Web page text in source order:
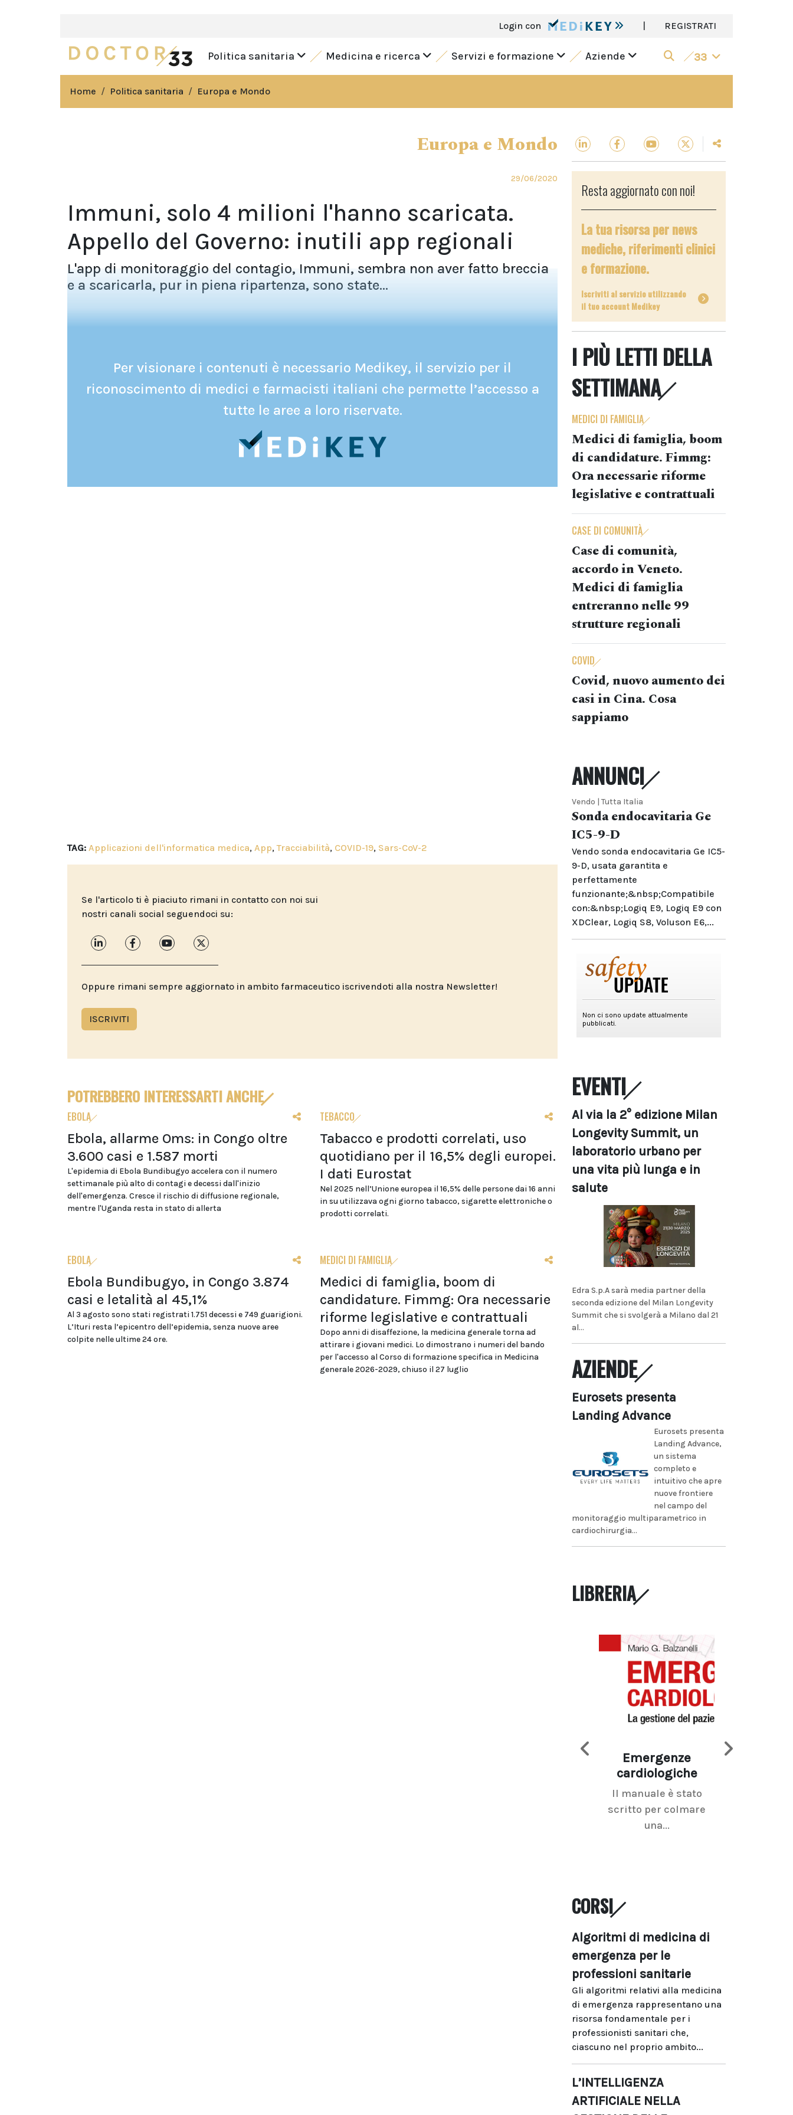
Login con | REGISTRATI
Politica sanitaria Medicina e ricerca Servizi e formazione Aziende 33
Home Politica sanitaria Europa e Mondo
Europa e Mondo
29/06/2020
Immuni, solo 4 milioni l'hanno scaricata.
Appello del Governo: inutili app regionali
L'app di monitoraggio del contagio, Immuni, sembra non aver fatto breccia
e a scaricarla, pur in piena ripartenza, sono state...
Per visionare i contenuti è necessario Medikey, il servizio per il
riconoscimento di medici e farmacisti italiani che permette l’accesso a
tutte le aree a loro riservate.
TAG: Applicazioni dell'informatica medica, App,Tracciabilità, COVID-19, Sars-CoV-2
Se l'articolo ti è piaciuto rimani in contatto con noi sui
nostri canali social seguendoci su:
Oppure rimani sempre aggiornato in ambito farmaceutico iscrivendoti alla nostra Newsletter!
ISCRIVITI
POTREBBERO INTERESSARTI ANCHE
EBOLA
Ebola, allarme Oms: in Congo oltre
3.600 casi e 1.587 morti
L'epidemia di Ebola Bundibugyo accelera con il numero
settimanale più alto di contagi e decessi dall'inizio
dell'emergenza. Cresce il rischio di diffusione regionale,
mentre l'Uganda resta in stato di allerta
TEBACCO
Tabacco e prodotti correlati, uso
quotidiano per il 16,5% degli europei.
I dati Eurostat
Nel 2025 nell’Unione europea il 16,5% delle persone dai 16 anni
in su utilizzava ogni giorno tabacco, sigarette elettroniche o
prodotti correlati.
EBOLA
Ebola Bundibugyo, in Congo 3.874
casi e letalità al 45,1%
Al 3 agosto sono stati registrati 1.751 decessi e 749 guarigioni.
L’Ituri resta l’epicentro dell’epidemia, senza nuove aree
colpite nelle ultime 24 ore.
MEDICI DI FAMIGLIA
Medici di famiglia, boom di
candidature. Fimmg: Ora necessarie
riforme legislative e contrattuali
Dopo anni di disaffezione, la medicina generale torna ad
attirare i giovani medici. Lo dimostrano i numeri del bando
per l'accesso al Corso di formazione specifica in Medicina
generale 2026-2029, chiuso il 27 luglio
Resta aggiornato con noi!
La tua risorsa per news
mediche, riferimenti clinici
e formazione.
Iscriviti al servizio utilizzando
il tuo account Medikey
I PIÙ LETTI DELLA
SETTIMANA
MEDICI DI FAMIGLIA
Medici di famiglia, boom
di candidature. Fimmg:
Ora necessarie riforme
legislative e contrattuali
CASE DI COMUNITÀ
Case di comunità,
accordo in Veneto.
Medici di famiglia
entreranno nelle 99
strutture regionali
COVID
Covid, nuovo aumento dei
casi in Cina. Cosa
sappiamo
ANNUNCI
Vendo | Tutta Italia
Sonda endocavitaria Ge
IC5-9-D
Vendo sonda endocavitaria Ge IC5-
9-D, usata garantita e
perfettamente
funzionante;&nbsp;Compatibile
con:&nbsp;Logiq E9, Logiq E9 con
XDClear, Logiq S8, Voluson E6,...
EVENTI
Al via la 2° edizione Milan
Longevity Summit, un
laboratorio urbano per
una vita più lunga e in
salute
Edra S.p.A sarà media partner della
seconda edizione del Milan Longevity
Summit che si svolgerà a Milano dal 21
al...
AZIENDE
Eurosets presenta
Landing Advance
Eurosets presenta
Landing Advance,
un sistema
completo e
intuitivo che apre
nuove frontiere
nel campo del
monitoraggio multiparametrico in
cardiochirurgia...
LIBRERIA
Emergenze
cardiologiche
Il manuale è stato
scritto per colmare
una...
CORSI
Algoritmi di medicina di
emergenza per le
professioni sanitarie
Gli algoritmi relativi alla medicina
di emergenza rappresentano una
risorsa fondamentale per i
professionisti sanitari che,
ciascuno nel proprio ambito...
L’INTELLIGENZA
ARTIFICIALE NELLA